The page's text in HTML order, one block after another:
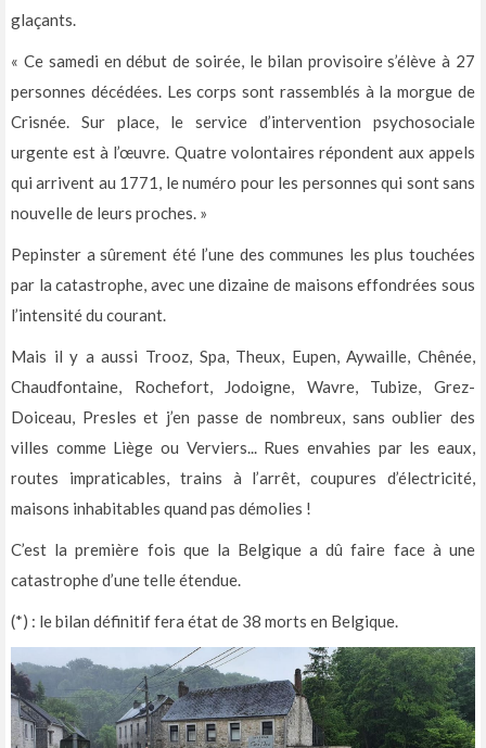
glaçants.
« Ce samedi en début de soirée, le bilan provisoire s’élève à 27
personnes décédées. Les corps sont rassemblés à la morgue de
Crisnée. Sur place, le service d’intervention psychosociale
urgente est à l’œuvre. Quatre volontaires répondent aux appels
qui arrivent au 1771, le numéro pour les personnes qui sont sans
nouvelle de leurs proches. »
Pepinster a sûrement été l’une des communes les plus touchées
par la catastrophe, avec une dizaine de maisons effondrées sous
l’intensité du courant.
Mais il y a aussi Trooz, Spa, Theux, Eupen, Aywaille, Chênée,
Chaudfontaine, Rochefort, Jodoigne, Wavre, Tubize, Grez-
Doiceau, Presles et j’en passe de nombreux, sans oublier des
villes comme Liège ou Verviers... Rues envahies par les eaux,
routes impraticables, trains à l’arrêt, coupures d’électricité,
maisons inhabitables quand pas démolies !
C’est la première fois que la Belgique a dû faire face à une
catastrophe d’une telle étendue.
(*) : le bilan définitif fera état de 38 morts en Belgique.